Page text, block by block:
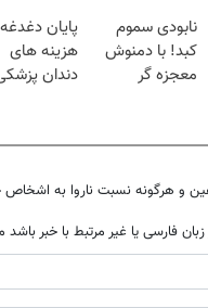
نابودی سموم
کبد! با دمنوش
معجزه گر
پایان دغدغه
هزینه های
دندان
و هرگونه نسبت ناروا به
زبان فارسی یا غیر مرتبط با خبر